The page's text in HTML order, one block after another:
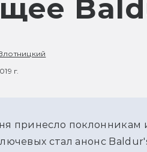
г.
принесло поклонникам
стал анонс